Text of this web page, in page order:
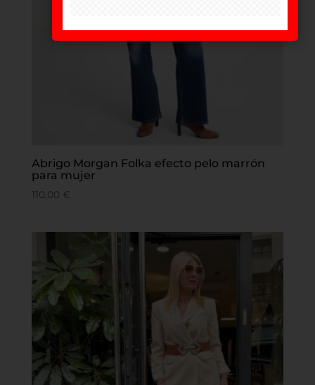
Abrigo Morgan Folka efecto pelo marrón
para mujer
110,00 €